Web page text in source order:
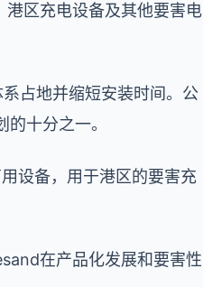
区充电设备及其他要害电
占地并缩短安装时间。公
十分之一。
设备，用于港区的要害充
在产品化发展和要害性